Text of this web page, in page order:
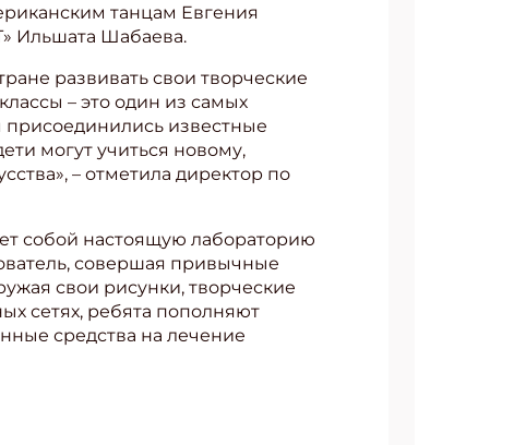
танцам Евгения
Ильшата Шабаева.
развивать свои творческие
– это один из самых
известные
могут учиться новому,
– отметила директор по
собой настоящую лабораторию
совершая привычные
свои рисунки, творческие
сетях, ребята пополняют
средства на лечение